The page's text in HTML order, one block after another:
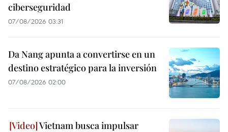
ciberseguridad
07/08/2026 03:31
Da Nang apunta a convertirse en un
destino estratégico para la inversión
07/08/2026 02:00
Vietnam busca impulsar